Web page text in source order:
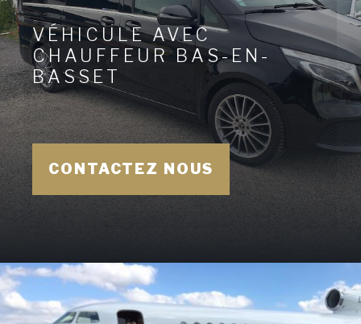
VÉHICULE AVEC
CHAUFFEUR BAS-EN-
BASSET
CONTACTEZ NOUS